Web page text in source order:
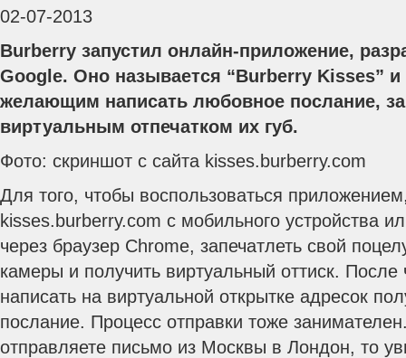
02-07-2013
Burberry запустил онлайн-приложение,
Google. Оно называется “Burberry Kisses” и
желающим написать любовное послание,
виртуальным отпечатком их губ.
Фото: скриншот с сайта kisses.burberry.com
Для того, чтобы воспользоваться
kisses.burberry.com с мобильного устройства
через браузер Chrome, запечатлеть свой
камеры и получить виртуальный оттиск. После
написать на виртуальной открытке адресок
послание. Процесс отправки тоже
отправляете письмо из Москвы в Лондон, то